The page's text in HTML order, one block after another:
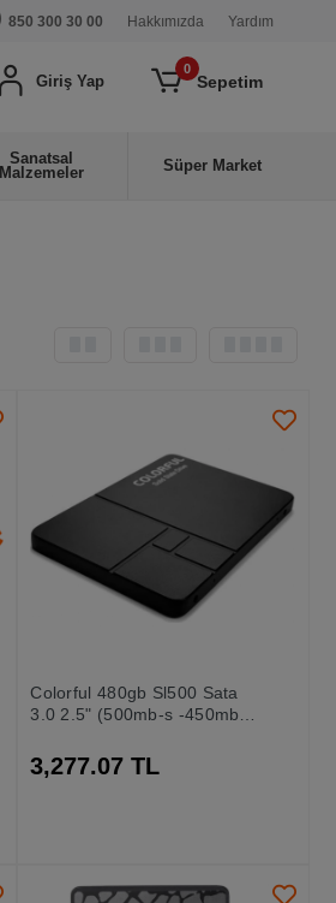
850 300 30 00 Hakkımızda Yardım
Giriş Yap
0
Sepetim
Sanatsal
Malzemeler
Süper Market
Colorful 480gb Sl500 Sata
3.0 2.5" (500mb-s -450mb-
3,277.07 TL